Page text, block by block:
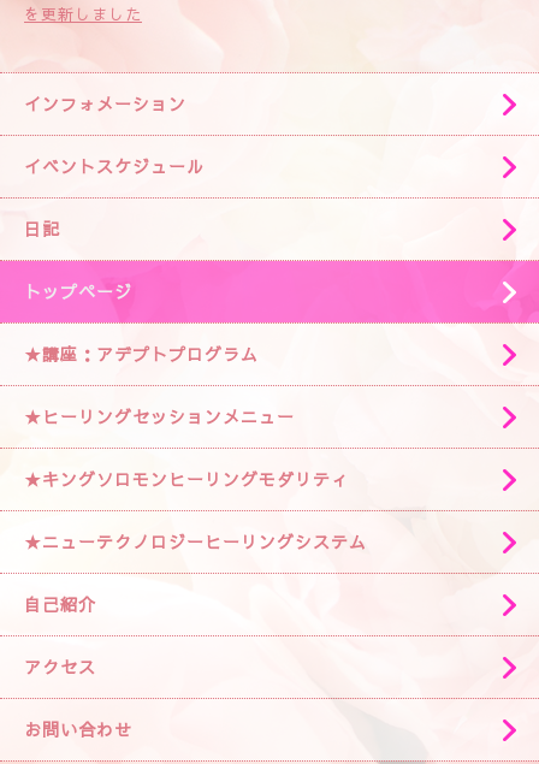
日記
トップページ
★講座：アデプトプログラム
★ヒーリングセッションメニュー
★キングソロモンヒーリングモダリティ
★ニューテクノロジーヒーリングシステム
自己紹介
アクセス
お問い合わせ